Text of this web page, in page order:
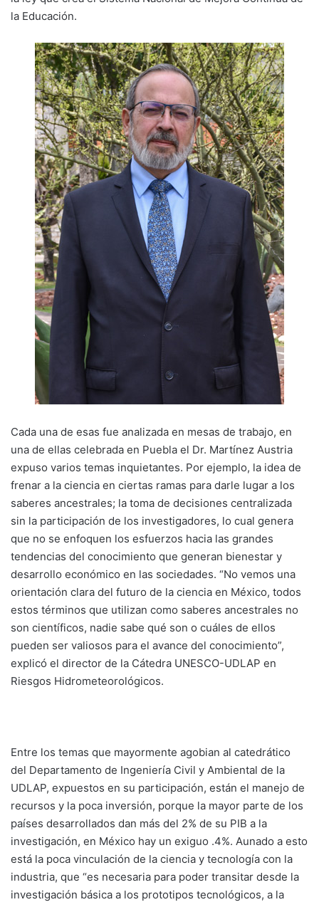
la Educación.
Cada una de esas fue analizada en mesas de trabajo, en
una de ellas celebrada en Puebla el Dr. Martínez Austria
expuso varios temas inquietantes. Por ejemplo, la idea de
frenar a la ciencia en ciertas ramas para darle lugar a los
saberes ancestrales; la toma de decisiones centralizada
sin la participación de los investigadores, lo cual genera
que no se enfoquen los esfuerzos hacia las grandes
tendencias del conocimiento que generan bienestar y
desarrollo económico en las sociedades. “No vemos una
orientación clara del futuro de la ciencia en México, todos
estos términos que utilizan como saberes ancestrales no
son científicos, nadie sabe qué son o cuáles de ellos
pueden ser valiosos para el avance del conocimiento”,
explicó el director de la Cátedra UNESCO-UDLAP en
Riesgos Hidrometeorológicos.
Entre los temas que mayormente agobian al catedrático
del Departamento de Ingeniería Civil y Ambiental de la
UDLAP, expuestos en su participación, están el manejo de
recursos y la poca inversión, porque la mayor parte de los
países desarrollados dan más del 2% de su PIB a la
investigación, en México hay un exiguo .4%. Aunado a esto
está la poca vinculación de la ciencia y tecnología con la
industria, que “es necesaria para poder transitar desde la
investigación básica a los prototipos tecnológicos, a la